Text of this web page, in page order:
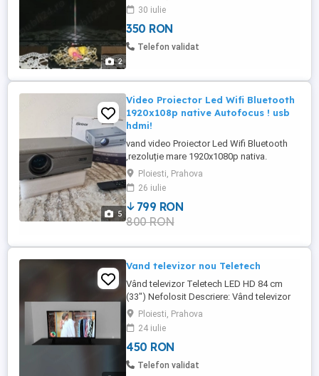
2
30 iulie
350 RON
Telefon validat
5
Video Proiector Led Wifi Bluetooth
1920x108p native Autofocus ! usb
hdmi!
vand video Proiector Led Wifi Bluetooth
,rezoluție mare 1920x1080p nativa.
diagonală de la 1m la 4m! screening
mirroring Hdmi Mirracast, oglindire telefon
tablete. Autofocus .telecomandă Consum
mic 75w, nou in cutie. pret 800lei fix proba
in PLOIESTI.
Ploiesti, Prahova
26 iulie
799 RON
800 RON
Vand televizor nou Teletech
Vând televizor Teletech LED HD 84 cm
(33") Nefolosit Descriere: Vând televizor
Teletech, nefolosit, în stare impecabilă.
Specificații tehnice: Diagonala: 84 cm (33
inch) Tip ecran: LED HD Conectivitate: 1x
HDMI, 2x porturi USB Stare: Nefolosit
Telefon de contact:
Ploiesti, Prahova
24 iulie
450 RON
Telefon validat